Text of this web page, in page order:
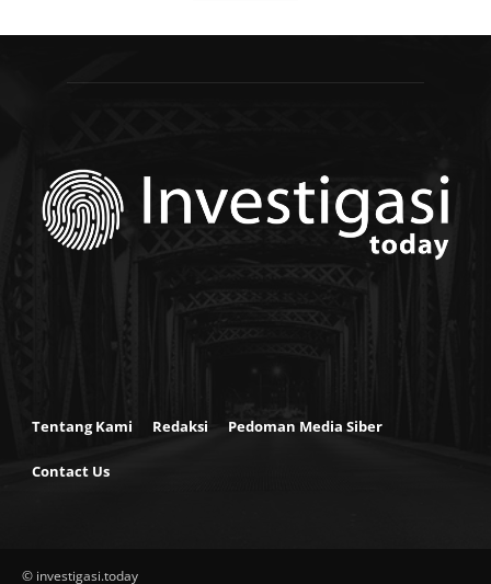
Tentang Kami Redaksi Pedoman Media Siber
Contact Us
© investigasi.today